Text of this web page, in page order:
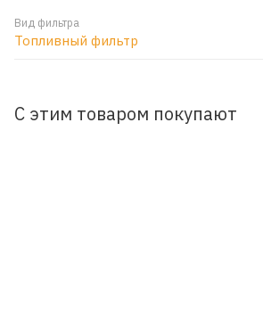
Вид фильтра
Топливный фильтр
С этим товаром покупают